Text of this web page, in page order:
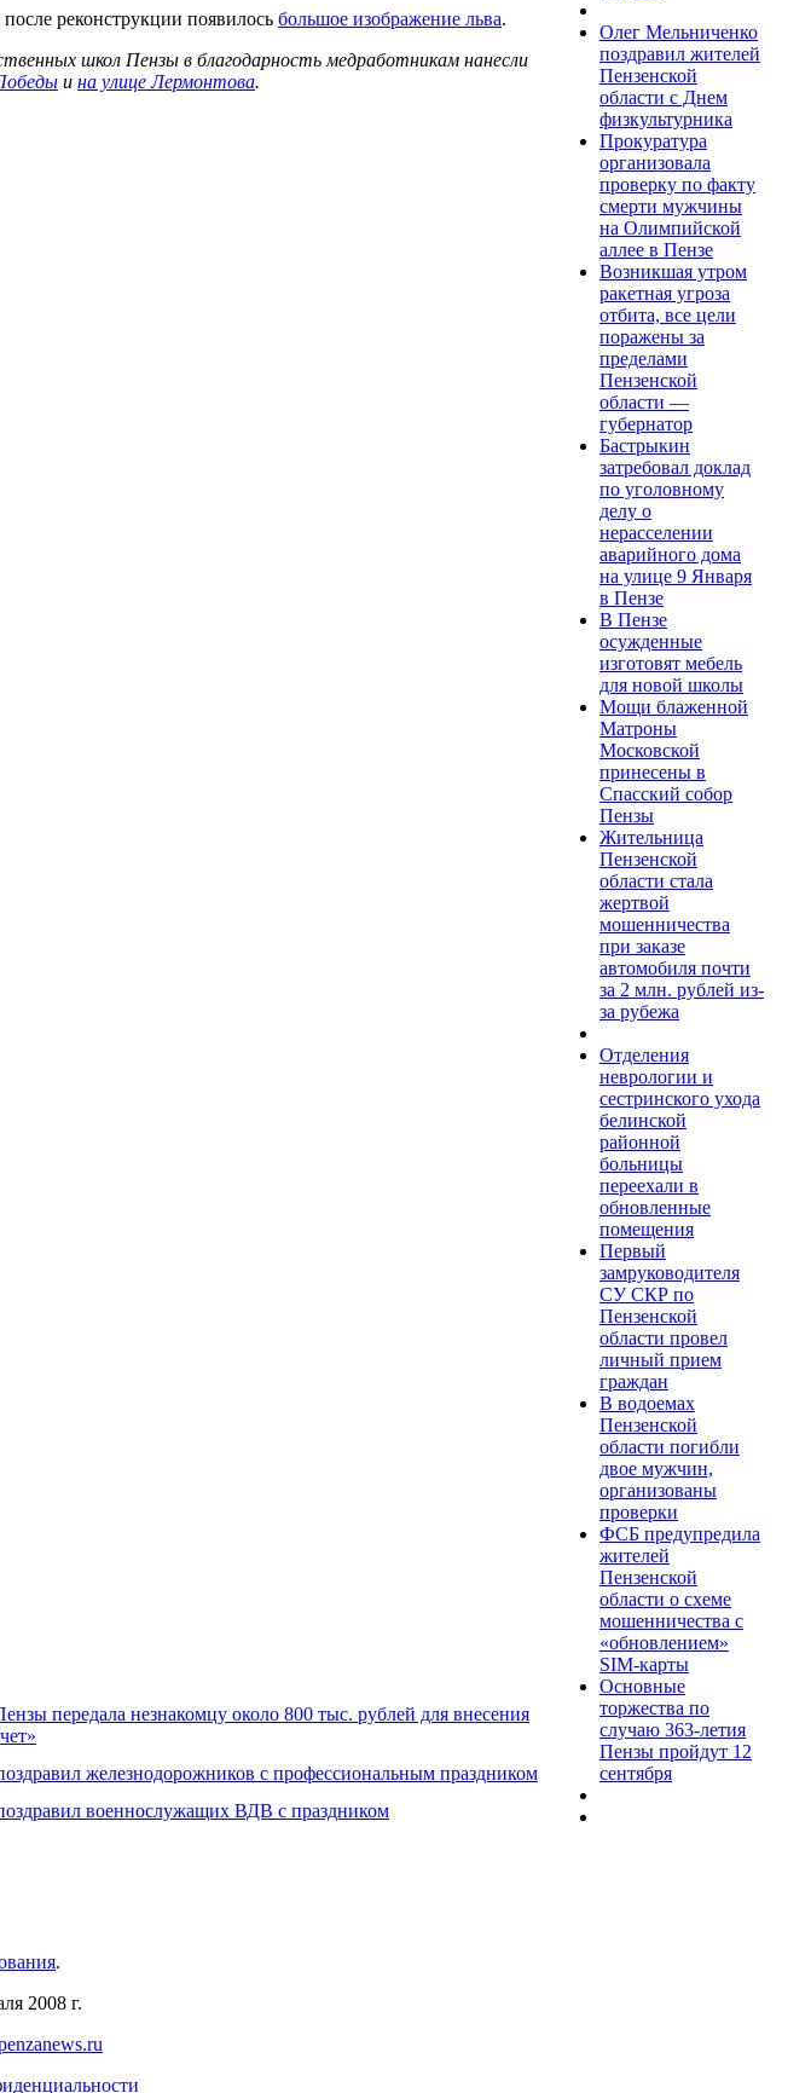
реконструкции появилось большое изображение льва.
школ Пензы в благодарность медработникам нанесли
и на улице Лермонтова.
передала незнакомцу около 800 тыс. рублей для внесения
железнодорожников с профессиональным праздником
военнослужащих ВДВ с праздником
Олег Мельниченко
поздравил жителей
Пензенской
области с Днем
физкультурника
Прокуратура
организовала
проверку по факту
смерти мужчины
на Олимпийской
аллее в Пензе
Возникшая утром
ракетная угроза
отбита, все цели
поражены за
пределами
Пензенской
области —
губернатор
Бастрыкин
затребовал доклад
по уголовному
делу о
нерасселении
аварийного дома
на улице 9 Января
в Пензе
В Пензе
осужденные
изготовят мебель
для новой школы
Мощи блаженной
Матроны
Московской
принесены в
Спасский собор
Пензы
Жительница
Пензенской
области стала
жертвой
мошенничества
при заказе
автомобиля почти
за 2 млн. рублей из-
за рубежа
Отделения
неврологии и
сестринского ухода
белинской
районной
больницы
переехали в
обновленные
помещения
Первый
замруководителя
СУ СКР по
Пензенской
области провел
личный прием
граждан
В водоемах
Пензенской
области погибли
двое мужчин,
организованы
проверки
ФСБ предупредила
жителей
Пензенской
области о схеме
мошенничества c
«обновлением»
SIM-карты
Основные
торжества по
случаю 363-летия
Пензы пройдут 12
сентября
.
2008 г.